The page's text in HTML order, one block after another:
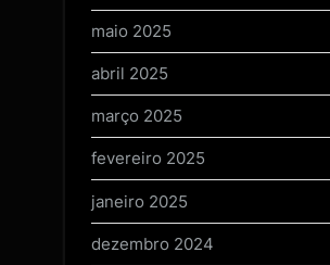
maio 2025
abril 2025
março 2025
fevereiro 2025
janeiro 2025
dezembro 2024